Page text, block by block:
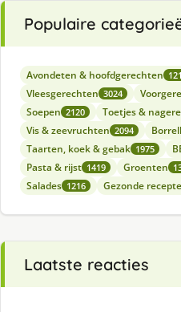
Populaire
Avondeten & hoofdgerechten
Vleesgerechten 3024
Soepen 2120 Toetjes &
Vis & zeevruchten 2094
Taarten, koek & gebak 1975
Pasta & rijst 1419 Groenten
Salades 1216 Gezonde
Laatste reacties